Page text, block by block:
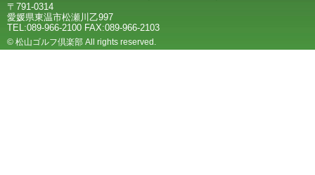
〒791-0314
愛媛県東温市松瀬川乙997
TEL:089-966-2100 FAX:089-966-2103
© 松山ゴルフ倶楽部 All rights reserved.